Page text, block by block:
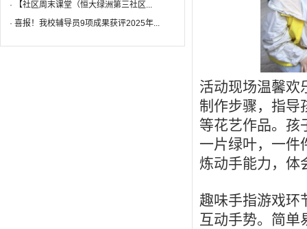
·
【社区周末课堂（恒大绿洲第三社区...
· 喜报！我校辅导员9项成果获评2025年...
活动现场温馨欢
制作步骤，指导
等花艺作品。孩
一片绿叶，一件
炼动手能力，体
趣味手指游戏环
互动手势。简单